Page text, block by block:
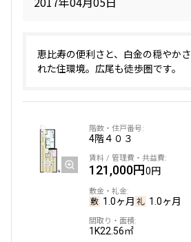
恵比寿の便利さと、白金の穏やか
れた住環境。広尾も徒歩圏です。
4階４０３
121,000円0円
1.0ヶ月 1.0ヶ月
1K22.56㎡